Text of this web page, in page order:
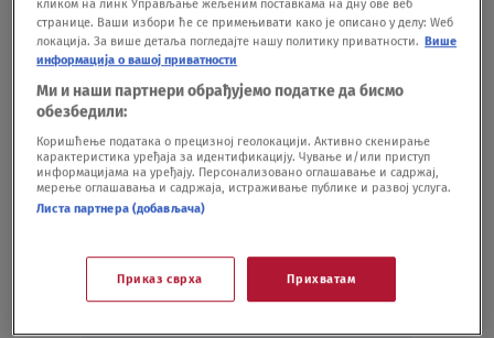
FUDBAL26.04.25.
Užasan incident na utakmici: Petarda
FUDBAL17.03.24.
greška i gol kakav se retko viđa
FUDBAL16.03.24.
кликом на линк Управљање жељеним поставкама на дну ове веб
странице. Ваши избори ће се примењивати како је описано у делу: Wеб
локација. За више детаља погледајте нашу политику приватности. Више
информација о вашој приватности
Ми и наши партнери обрађујемо податке да бисмо
обезбедили:
Коришћење података о прецизној геолокацији. Активно скенирање
карактеристика уређаја за идентификацију. Чување и/или приступ
информацијама на уређају. Персонализовано оглашавање и садржај,
мерење оглашавања и садржаја, истраживање публике и развој услуга.
Листа партнера (добављача)
Приказ сврха Прихватам